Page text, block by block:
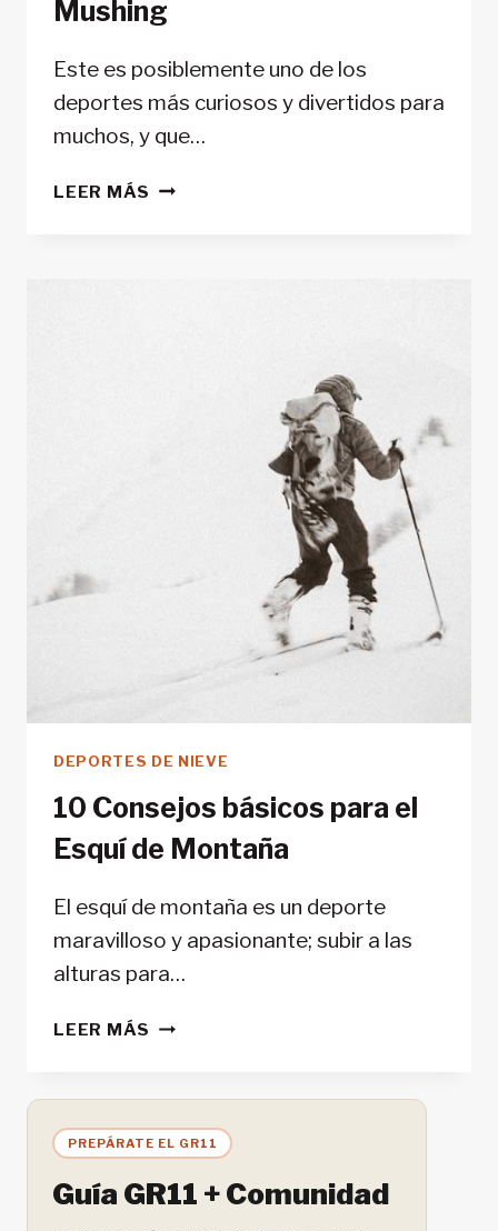
Mushing
Este es posiblemente uno de los
deportes más curiosos y divertidos para
muchos, y que…
LEER MÁS CARRERAS
DEPORTES DE NIEVE
10 Consejos básicos para el
Esquí de Montaña
El esquí de montaña es un deporte
maravilloso y apasionante; subir a las
alturas para…
LEER MÁS 10
PARA
EL
ESQUÍ
DE
MONTAÑA
PREPÁRATE EL GR11
Guía GR11 + Comunidad